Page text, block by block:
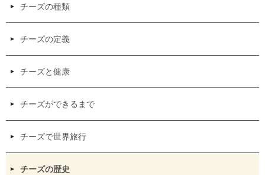
チーズの種類
チーズの定義
チーズと健康
チーズができるまで
チーズで世界旅行
チーズの歴史